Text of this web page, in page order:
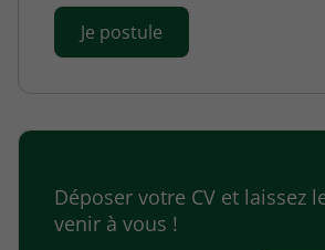
Je postule
Déposer votre CV et laissez
venir à vous !